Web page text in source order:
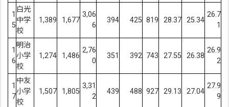
1
5
白光
中学
校
1,389 1,677
3,06
6
394 425 819 28.37 25.34
26.7
1
1
6
明治
小学
校
1,274 1,486
2,76
0
351 392 743 27.55 26.38
26.9
2
1
7
中友
小学
校
1,507 1,805
3,31
2
439 488 927 29.13 27.04
27.9
9